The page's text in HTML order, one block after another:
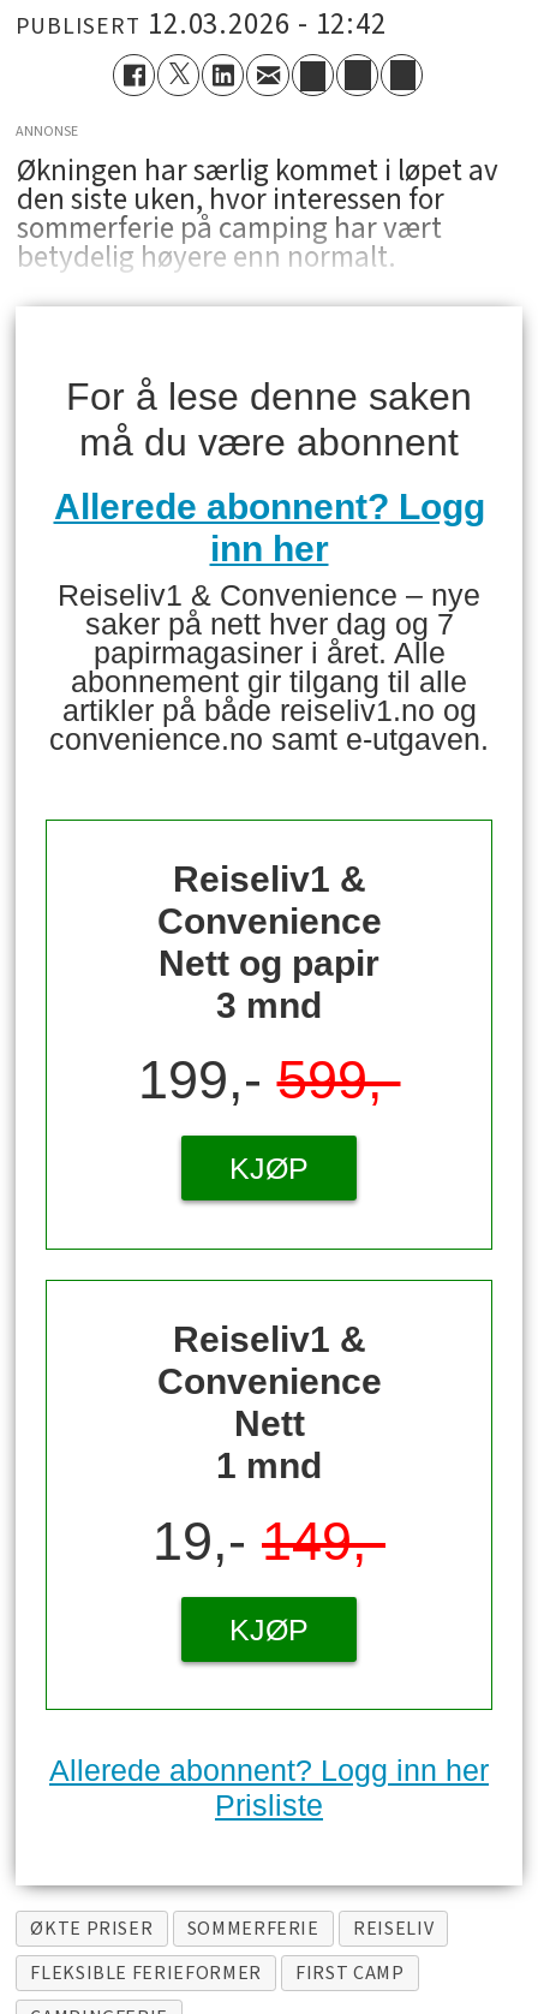
PUBLISERT 12.03.2026 - 12:42
ANNONSE
Økningen har særlig kommet i løpet av
den siste uken, hvor interessen for
sommerferie på camping har vært
betydelig høyere enn normalt.
For å lese denne saken
må du være abonnent
Allerede abonnent? Logg
inn her
Reiseliv1 & Convenience – nye
saker på nett hver dag og 7
papirmagasiner i året. Alle
abonnement gir tilgang til alle
artikler på både reiseliv1.no og
convenience.no samt e-utgaven.
Reiseliv1 &
Convenience
Nett og papir
3 mnd
199,-599,-
KJØP
Reiseliv1 &
Convenience
Nett
1 mnd
19,- 149,-
KJØP
Allerede abonnent? Logg inn her
Prisliste
ØKTE PRISER SOMMERFERIE
REISELIV
FLEKSIBLE FERIEFORMER
FIRST CAMP